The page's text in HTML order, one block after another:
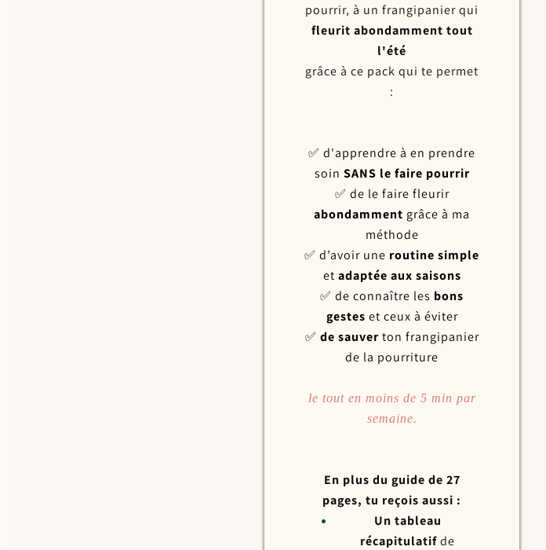
pourrir, à un frangipanier qui
fleurit abondamment tout
l'été
grâce à ce pack qui te permet
:
✅ d'apprendre à en prendre
soin SANS le faire pourrir
✅ de le faire fleurir
abondamment grâce à ma
méthode
✅ d’avoir une routine simple
et adaptée aux saisons
✅ de connaître les bons
gestes et ceux à éviter
✅ de sauverton frangipanier
de la pourriture
le tout en moins de 5 min par
semaine.
En plus du guide de 27
pages, tu reçois aussi :
Un tableau
récapitulatifde